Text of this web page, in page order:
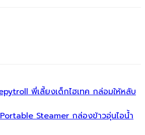
พี่เลี้ยงเด็กไฮเทค กล่อมให้หลับ
Steamer กล่องข้าวอุ่นไอน้ำ